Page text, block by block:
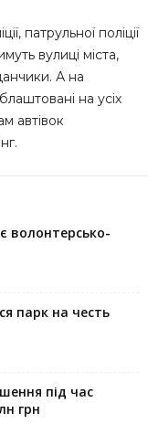
патрульної поліції
вулиці міста,
А на
на усіх
автівок
волонтерсько-
парк на честь
під час
грн